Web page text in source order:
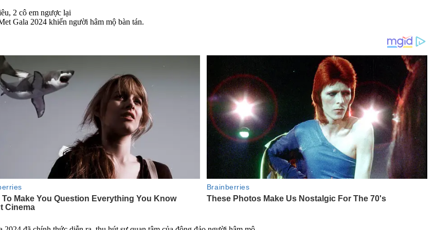
Gala 2024 khiến người hâm mộ bàn tán.